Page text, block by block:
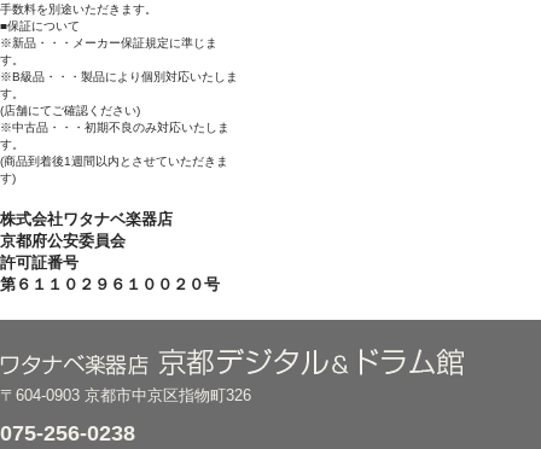
手数料を別途いただきます。
■保証について
※新品・・・メーカー保証規定に準じま
す。
※B級品・・・製品により個別対応いたしま
す。
(店舗にてご確認ください)
※中古品・・・初期不良のみ対応いたしま
す。
(商品到着後1週間以内とさせていただきま
す)
株式会社ワタナベ楽器店
京都府公安委員会
許可証番号
第６１１０２９６１００２０号
〒604-0903 京都市中京区指物町326
075-256-0238